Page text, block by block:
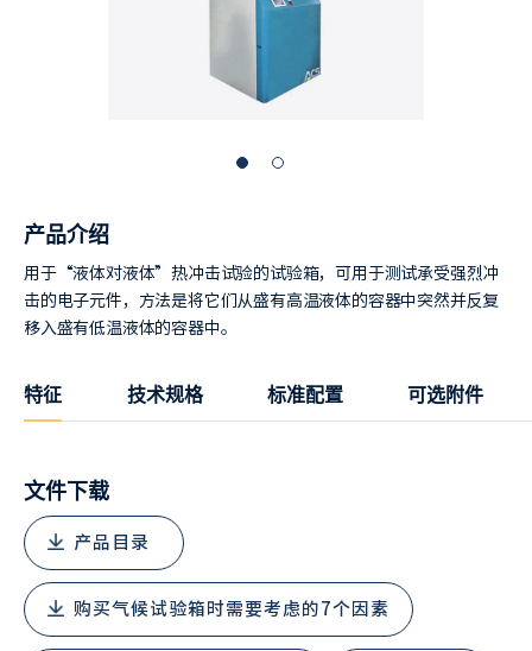
产品介绍
用于“液体对液体”热冲击试验的试验箱，可用于测试承受强烈冲
击的电子元件，方法是将它们从盛有高温液体的容器中突然并反复
移入盛有低温液体的容器中。
特征 技术规格 标准配置 可选附件
文件下载
产品目录
购买气候试验箱时需要考虑的7个因素